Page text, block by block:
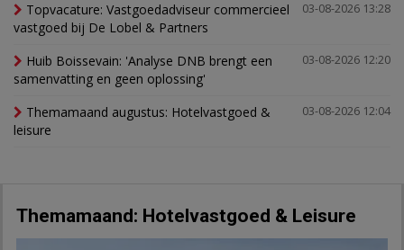
03-08-2026 13:28
Topvacature: Vastgoedadviseur commercieel
vastgoed bij De Lobel & Partners
03-08-2026 12:20
Huib Boissevain: 'Analyse DNB brengt een
samenvatting en geen oplossing'
03-08-2026 12:04
Themamaand augustus: Hotelvastgoed &
leisure
Themamaand: Hotelvastgoed & Leisure